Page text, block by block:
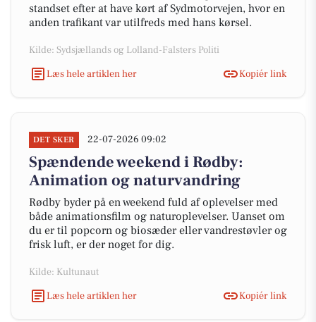
standset efter at have kørt af Sydmotorvejen, hvor en
anden trafikant var utilfreds med hans kørsel.
Kilde: Sydsjællands og Lolland-Falsters Politi
Læs hele artiklen her
Kopiér link
DET SKER 22-07-2026 09:02
Spændende weekend i Rødby:
Animation og naturvandring
Rødby byder på en weekend fuld af oplevelser med
både animationsfilm og naturoplevelser. Uanset om
du er til popcorn og biosæder eller vandrestøvler og
frisk luft, er der noget for dig.
Kilde: Kultunaut
Læs hele artiklen her
Kopiér link